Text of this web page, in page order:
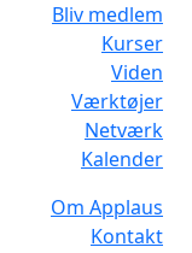
Bliv medlem
Kurser
Viden
Værktøjer
Netværk
Kalender
Om Applaus
Kontakt